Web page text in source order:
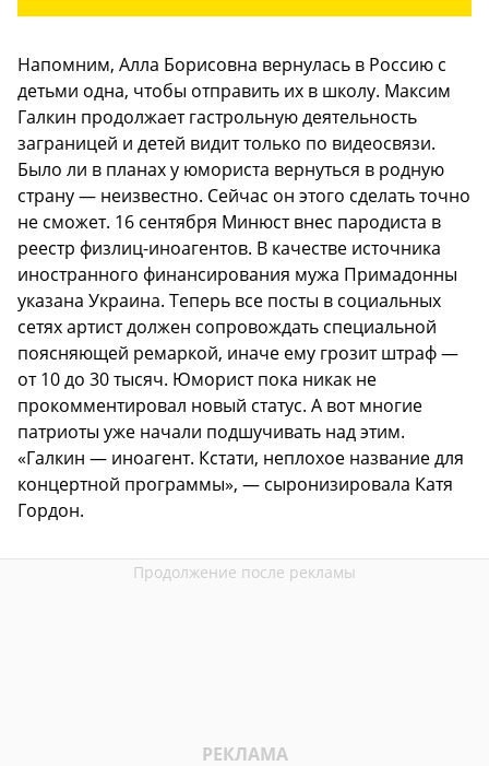
Напомним, Алла Борисовна вернулась в Россию с
детьми одна, чтобы отправить их в школу. Максим
Галкин продолжает гастрольную деятельность
заграницей и детей видит только по видеосвязи.
Было ли в планах у юмориста вернуться в родную
страну — неизвестно. Сейчас он этого сделать точно
не сможет. 16 сентября Минюст внес пародиста в
реестр физлиц-иноагентов. В качестве источника
иностранного финансирования мужа Примадонны
указана Украина. Теперь все посты в социальных
сетях артист должен сопровождать специальной
поясняющей ремаркой, иначе ему грозит штраф —
от 10 до 30 тысяч. Юморист пока никак не
прокомментировал новый статус. А вот многие
патриоты уже начали подшучивать над этим.
«Галкин — иноагент. Кстати, неплохое название для
концертной программы», — сыронизировала Катя
Гордон.